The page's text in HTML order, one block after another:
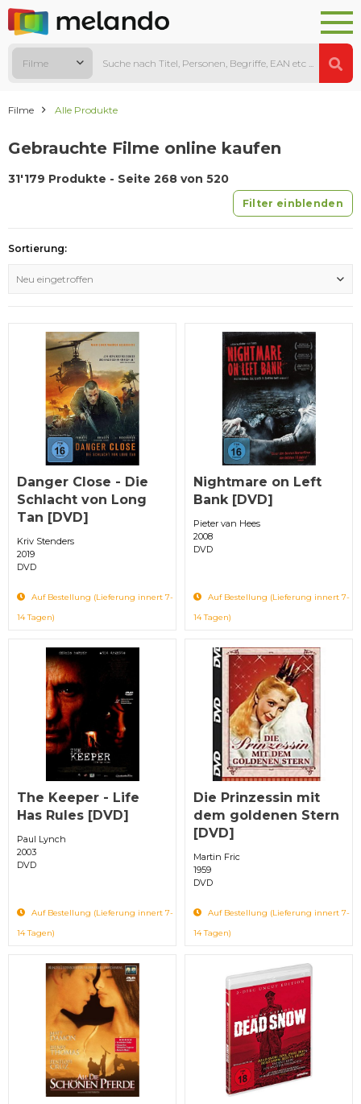
Filme
Filme Alle Produkte
Gebrauchte Filme online kaufen
31'179 Produkte - Seite 268 von 520
Filter einblenden
Sortierung:
Neu eingetroffen
Danger Close - Die
Schlacht von Long
Tan [DVD]
Kriv Stenders
2019
DVD
Auf Bestellung (Lieferung innert 7-
14 Tagen)
Nightmare on Left
Bank [DVD]
Pieter van Hees
2008
DVD
Auf Bestellung (Lieferung innert 7-
14 Tagen)
The Keeper - Life
Has Rules [DVD]
Paul Lynch
2003
DVD
Auf Bestellung (Lieferung innert 7-
14 Tagen)
Die Prinzessin mit
dem goldenen Stern
[DVD]
Martin Fric
1959
DVD
Auf Bestellung (Lieferung innert 7-
14 Tagen)